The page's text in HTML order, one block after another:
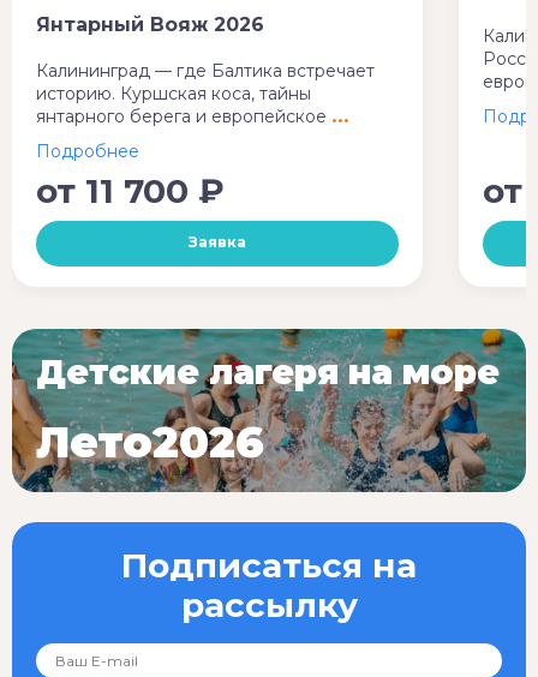
Янтарный Вояж 2026
Калининград — где Балтика встречает
историю. Куршская коса, тайны
янтарного берега и европейское
от 11 700 ₽
Заявка
от
Подписаться на
рассылку
Детские лагеря на море
Лето2026